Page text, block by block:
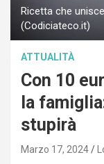
Ricetta che
(Codiciateco.it)
ATTUALITÀ
Con 10
la
stupirà
Marzo 17, 2024